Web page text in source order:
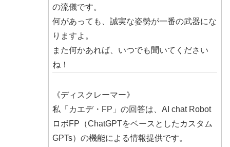
の流儀です。
何があっても、誠実な姿勢が一番の武器にな
りますよ。
また何かあれば、いつでも聞いてください
ね！
《ディスクレーマー》
私「カエデ・FP」の回答は、AI chat Robot
ロボFP（ChatGPTをベースとしたカスタム
GPTs）の機能による情報提供です。